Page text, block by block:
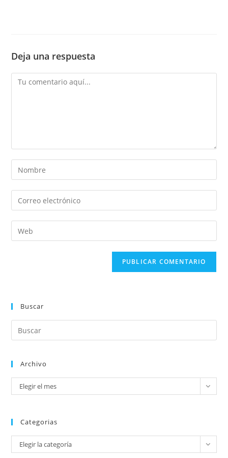
Deja una respuesta
Buscar
Archivo
Elegir el mes
Categorias
Elegir la categoría